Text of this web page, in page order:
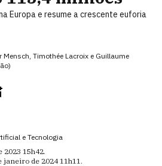
Europa e resume a crescente euforia
Timothée Lacroix e Guillaume
e Tecnologia
2023 15h42.
janeiro de 2024 11h11.